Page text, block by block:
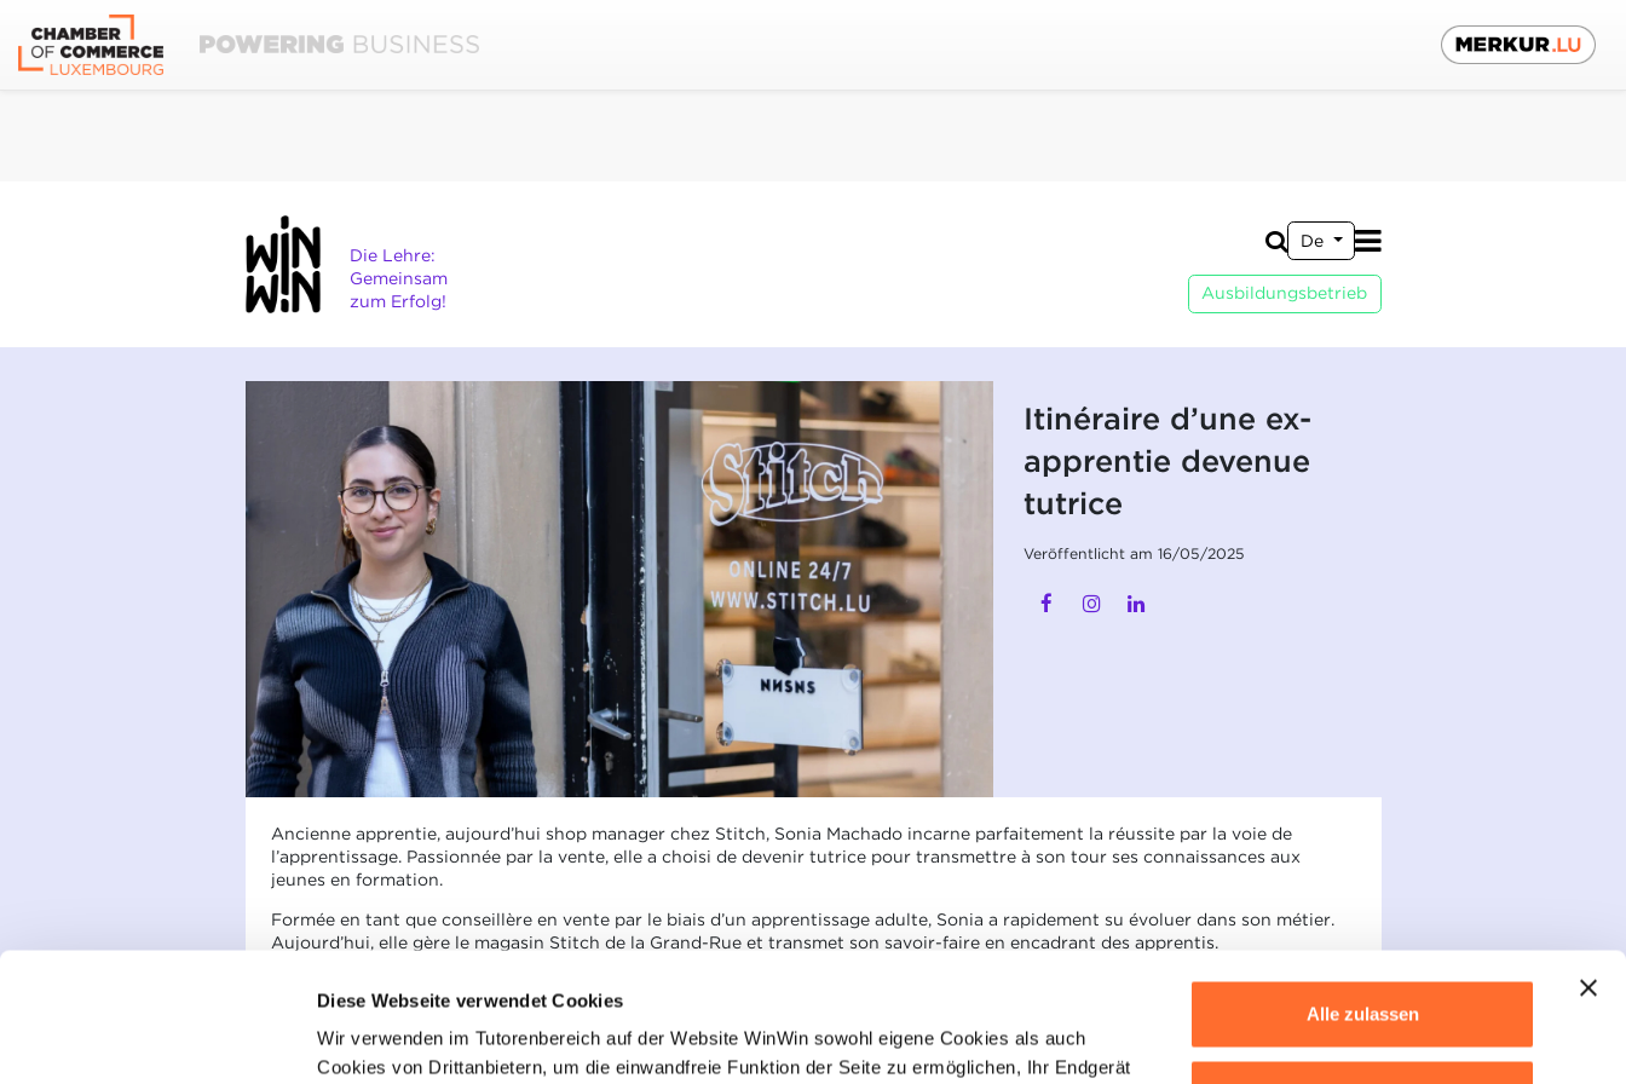
Diese Webseite verwendet Cookies
Wir verwenden im Tutorenbereich auf der Website WinWin sowohl eigene Cookies als auch
Cookies von Drittanbietern, um die einwandfreie Funktion der Seite zu ermöglichen, Ihr Endgerät
Alle zulassen
Die Lehre:
Gemeinsam
zum Erfolg!
De
Ausbildungsbetrieb
Itinéraire d’une ex-
apprentie devenue
tutrice
Veröffentlicht am 16/05/2025
Ancienne apprentie, aujourd’hui shop manager chez Stitch, Sonia Machado incarne parfaitement la réussite par la voie de
l’apprentissage. Passionnée par la vente, elle a choisi de devenir tutrice pour transmettre à son tour ses connaissances aux
jeunes en formation.
Formée en tant que conseillère en vente par le biais d’un apprentissage adulte, Sonia a rapidement su évoluer dans son métier.
Aujourd’hui, elle gère le magasin Stitch de la Grand-Rue et transmet son savoir-faire en encadrant des apprentis.
« Les apprentis obtiennent de bons emplois à l’issue de leur parcours ; ils ont de belles perspectives de carrière et peuvent même
devenir indépendants et lancer leur propre affaire. »
Un bel exemple de carrière construite grâce à l’apprentissage et à l’engagement personnel !